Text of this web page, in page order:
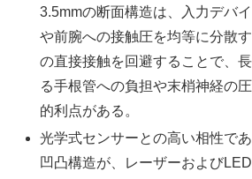
3.5mmの断面構造は、入力デバ
や前腕への接触圧を均等に分散
の直接接触を回避することで、
る手根管への負担や末梢神経の
的利点がある。
光学式センサーとの高い相性で
凹凸構造が、レーザーおよび